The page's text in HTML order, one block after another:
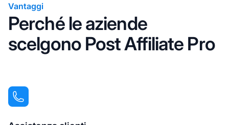
Vantaggi
Perché le aziende
scelgono Post Affiliate Pro